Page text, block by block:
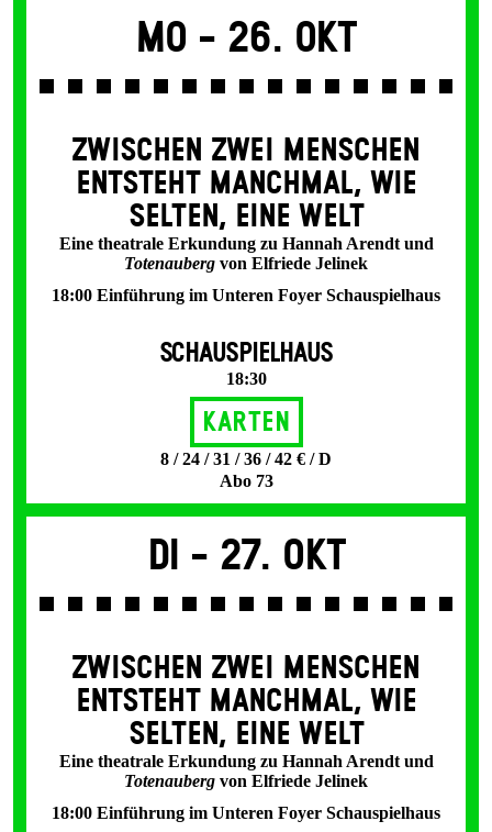
Mo - 26. Okt
ZWISCHEN ZWEI MENSCHEN
ENT­STEHT MANCH­MAL, WIE
SELTEN, EINE WELT
Eine theatrale Erkundung zu Hannah Arendt und
Totenauberg von Elfriede Jelinek
18:00 Einführung im Unteren Foyer Schauspielhaus
SCHAUSPIELHAUS
18:30
Karten
8 / 24 / 31 / 36 / 42 € / D
Abo 73
Di - 27. Okt
ZWISCHEN ZWEI MENSCHEN
ENT­STEHT MANCH­MAL, WIE
SELTEN, EINE WELT
Eine theatrale Erkundung zu Hannah Arendt und
Totenauberg von Elfriede Jelinek
18:00 Einführung im Unteren Foyer Schauspielhaus